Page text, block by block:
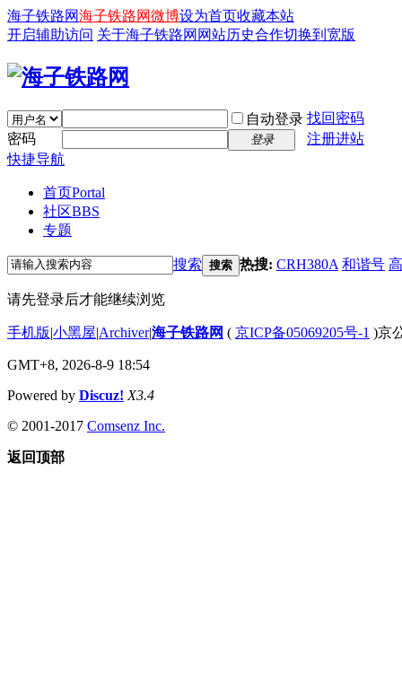
海子铁路网海子铁路网微博设为首页收藏本站
开启辅助访问 关于海子铁路网 网站历史合作切换到宽版
自动登录 找回密码
密码
登录
注册进站
快捷导航
首页Portal
社区BBS
专题
搜索 搜索 热搜: CRH380A 和谐号
请先登录后才能继续浏览
手机版|小黑屋|Archiver|海子铁路网 ( 京ICP备05069205号-1 )京
GMT+8, 2026-8-9 18:54
Powered by Discuz! X3.4
© 2001-2017 Comsenz Inc.
返回顶部